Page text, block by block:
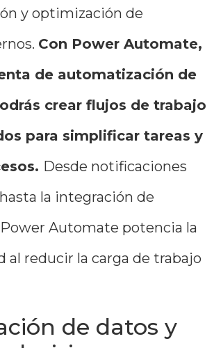
y optimización de
Con Power Automate,
de automatización de
crear flujos de trabajo
para simplificar tareas y
Desde notificaciones
la integración de
Automate potencia la
al reducir la carga de trabajo
de datos y